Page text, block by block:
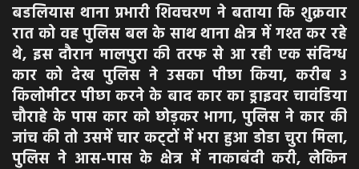
बडलियास थाना प्रभारी शिवचरण ने बताया कि शुक्रवार
रात को वह पुलिस बल के साथ थाना क्षेत्र में गश्त कर रहे
थे, इस दौरान मालपुरा की तरफ से आ रही एक संदिग्ध
कार को देख पुलिस ने उसका पीछा किया, करीब 3
किलोमीटर पीछा करने के बाद कार का ड्राइवर चावंडिया
चौराहे के पास कार को छोड़कर भागा, पुलिस ने कार की
जांच की तो उसमें चार कट्‌टों में भरा हुआ डोडा चुरा मिला,
पुलिस ने आस-पास के क्षेत्र में नाकाबंदी करी, लेकिन